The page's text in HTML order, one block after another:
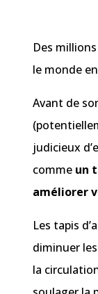
Des
le monde
Avant de
judicieux
comme un
améliorer
Les tapis
diminuer
la